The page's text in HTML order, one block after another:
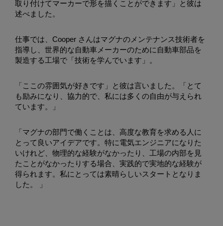
取り付けてマーカーで形を描くことができます」と彼は
述べました。
仕事では、Cooper さんはマグナのメンテナンス技術者を
指導し、世界的な自動車メーカーのために自動車部品を
製造する工場で「技術を学んでいます」。
「ここの雰囲気が好きです」と彼は言いました。「とて
も励みになり、協力的で、私には多くの自由が与えられ
ています。」
「マグナの部門で働くことは、高度な教育を求める人に
とって良いアイデアです。特に電気エンジニアになりた
いけれど、物理的な経験がなかったり、工場の内部を見
たことがなかったりする場合、実践的で実地的な経験が
得られます。私にとっては素晴らしいスタートとなりま
した。 」